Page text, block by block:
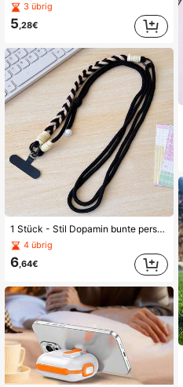
3 übrig
5,28€
1 Stück - Stil Dopamin bunte personalisierte Handy-Schlaufe, Taschengriff verstellbare Feder-Schnalle geknotete Quaste kurzer Riemen
4 übrig
6,64€